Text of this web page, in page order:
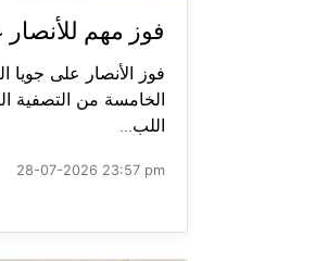
فوز مهم
الخامسة من التصفية
اللب...
28-07-2026 23:57 pm